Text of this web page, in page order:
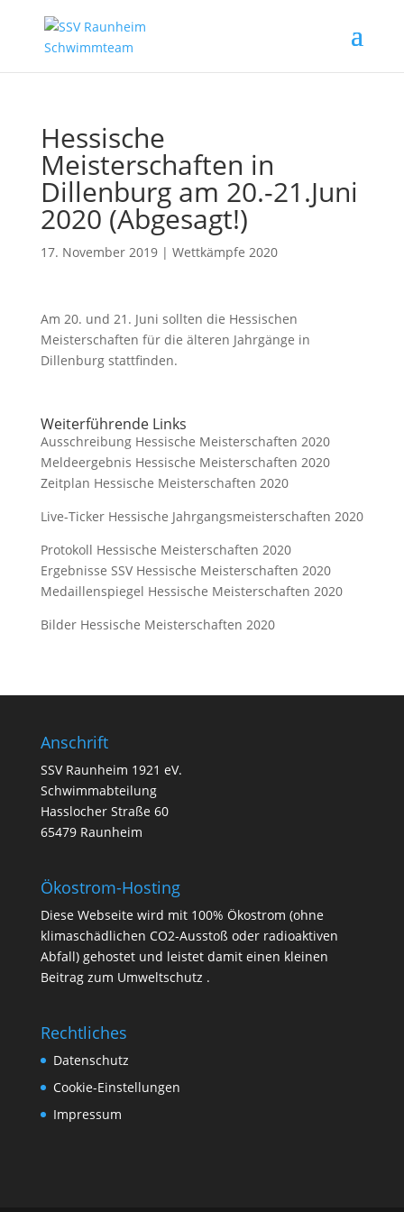
Hessische
Meisterschaften in
Dillenburg am 20.-21.Juni
2020 (Abgesagt!)
17. November 2019| Wettkämpfe 2020
Am 20. und 21. Juni sollten die Hessischen
Meisterschaften für die älteren Jahrgänge in
Dillenburg stattfinden.
Weiterführende Links
Ausschreibung Hessische Meisterschaften 2020
Meldeergebnis Hessische Meisterschaften 2020
Zeitplan Hessische Meisterschaften 2020
Live-Ticker Hessische Jahrgangsmeisterschaften 2020
Protokoll Hessische Meisterschaften 2020
Ergebnisse SSV Hessische Meisterschaften 2020
Medaillenspiegel Hessische Meisterschaften 2020
Bilder Hessische Meisterschaften 2020
Anschrift
SSV Raunheim 1921 eV.
Schwimmabteilung
Hasslocher Straße 60
65479 Raunheim
Ökostrom-Hosting
Diese Webseite wird mit 100% Ökostrom (ohne
klimaschädlichen CO2-Ausstoß oder radioaktiven
Abfall) gehostet und leistet damit einen kleinen
Beitrag zum Umweltschutz .
Rechtliches
Datenschutz
Cookie-Einstellungen
Impressum